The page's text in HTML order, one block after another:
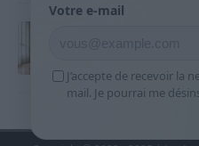
Sport 10
9 avril 2026
Votre e-mail
J’accepte de recevoir la
mail. Je pourrai me